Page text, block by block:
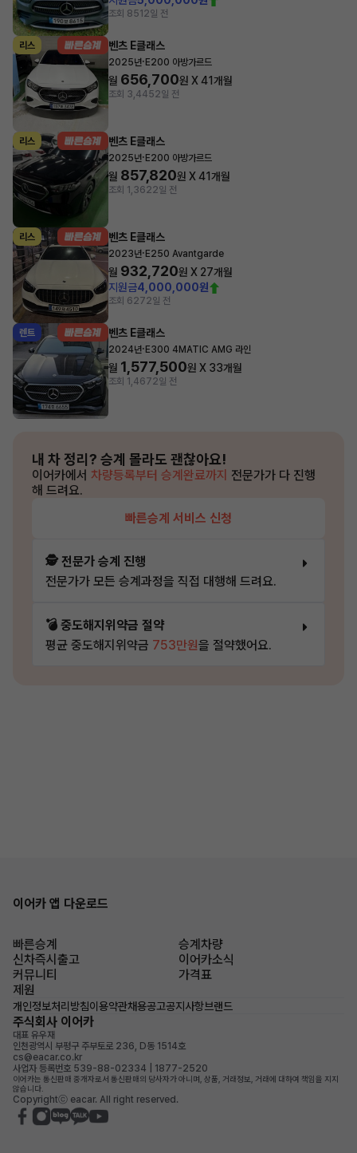
조회 851 2일 전
리스 벤츠 E클래스
2025년· E200 아방가르드
월 656,700원 X41개월
조회 3,4452일 전
리스 벤츠 E클래스
2025년· E200 아방가르드
월 857,820원 X41개월
조회 1,3622일 전
리스 벤츠 E클래스
2023년· E250 Avantgarde
월 932,720원 X 27개월
지원금4,000,000원
조회 6272일 전
렌트 벤츠 E클래스
2024년· E300 4MATIC AMG 라인
월 1,577,500원 X 33개월
조회 1,4672일 전
내 차 정리? 승계 몰라도 괜찮아요!
이어카에서 차량등록부터 승계완료까지 전문가가 다 진행
해 드려요.
빠른승계 서비스 신청
🕵️ 전문가 승계 진행
전문가가 모든 승계과정을 직접 대행해 드려요.
💣 중도해지위약금 절약
평균 중도해지위약금 753만원을 절약했어요.
이어카 앱 다운로드
빠른승계
승계차량
신차즉시출고
이어카소식
커뮤니티
가격표
제원
개인정보처리방침이용약관채용공고공지사항브랜드
주식회사 이어카
대표 유우재
인천광역시 부평구 주부토로 236, D동 1514호
cs@eacar.co.kr
사업자 등록번호 539-88-02334 | 1877-2520
이어카는 통신판매 중개자로서 통신판매의 당사자가 아니며, 상품, 거래정보, 거래에 대하여 책임을 지지
않습니다.
Copyrightⓒ eacar. All right reserved.